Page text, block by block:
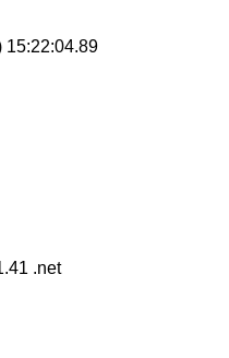
15:22:04.89
.net